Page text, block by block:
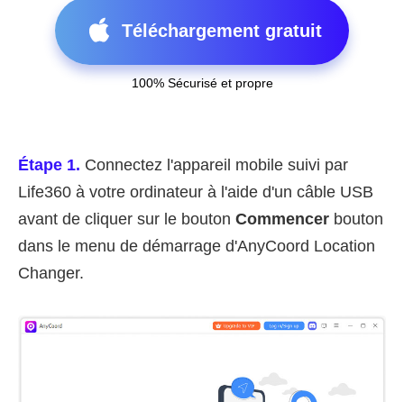
Téléchargement gratuit
100% Sécurisé et propre
Étape 1. Connectez l'appareil mobile suivi par
Life360 à votre ordinateur à l'aide d'un câble USB
avant de cliquer sur le bouton Commencer bouton
dans le menu de démarrage d'AnyCoord Location
Changer.